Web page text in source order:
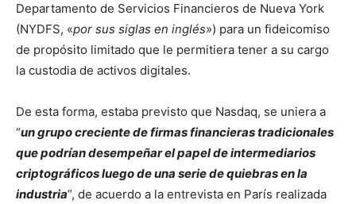
Departamento de Servicios Financieros de Nueva York
(NYDFS, «por sus siglas en inglés») para un fideicomiso
de propósito limitado que le permitiera tener a su cargo
la custodia de activos digitales.
De esta forma, estaba previsto que Nasdaq, se uniera a
“un grupo creciente de firmas financieras tradicionales
que podrían desempeñar el papel de intermediarios
criptográficos luego de una serie de quiebras en la
industria”, de acuerdo a la entrevista en París realizada